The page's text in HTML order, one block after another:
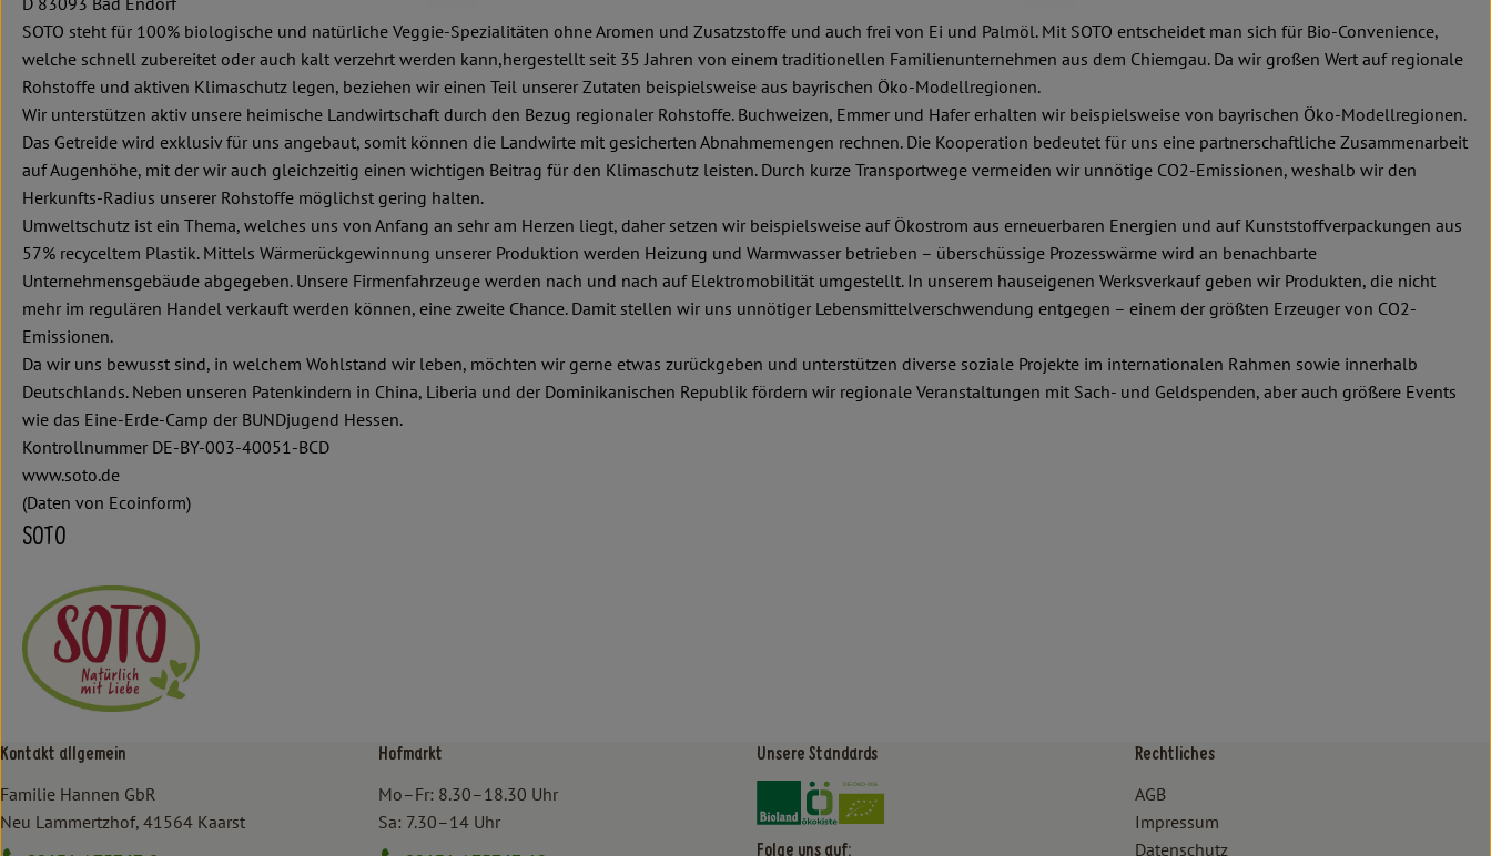
SOTO steht für 100% biologische und natürliche Veggie-Spezialitäten ohne Aromen und Zusatzstoffe und auch frei von Ei und Palmöl. Mit SOTO entscheidet man sich für Bio-Convenience,
welche schnell zubereitet oder auch kalt verzehrt werden kann,hergestellt seit 35 Jahren von einem traditionellen Familienunternehmen aus dem Chiemgau. Da wir großen Wert auf regionale
Rohstoffe und aktiven Klimaschutz legen, beziehen wir einen Teil unserer Zutaten beispielsweise aus bayrischen Öko-Modellregionen.
Wir unterstützen aktiv unsere heimische Landwirtschaft durch den Bezug regionaler Rohstoffe. Buchweizen, Emmer und Hafer erhalten wir beispielsweise von bayrischen Öko-Modellregionen.
Das Getreide wird exklusiv für uns angebaut, somit können die Landwirte mit gesicherten Abnahmemengen rechnen. Die Kooperation bedeutet für uns eine partnerschaftliche Zusammenarbeit
auf Augenhöhe, mit der wir auch gleichzeitig einen wichtigen Beitrag für den Klimaschutz leisten. Durch kurze Transportwege vermeiden wir unnötige CO2-Emissionen, weshalb wir den
Herkunfts-Radius unserer Rohstoffe möglichst gering halten.
Umweltschutz ist ein Thema, welches uns von Anfang an sehr am Herzen liegt, daher setzen wir beispielsweise auf Ökostrom aus erneuerbaren Energien und auf Kunststoffverpackungen aus
57% recyceltem Plastik. Mittels Wärmerückgewinnung unserer Produktion werden Heizung und Warmwasser betrieben – überschüssige Prozesswärme wird an benachbarte
Unternehmensgebäude abgegeben. Unsere Firmenfahrzeuge werden nach und nach auf Elektromobilität umgestellt. In unserem hauseigenen Werksverkauf geben wir Produkten, die nicht
mehr im regulären Handel verkauft werden können, eine zweite Chance. Damit stellen wir uns unnötiger Lebensmittelverschwendung entgegen – einem der größten Erzeuger von CO2-
Emissionen.
Da wir uns bewusst sind, in welchem Wohlstand wir leben, möchten wir gerne etwas zurückgeben und unterstützen diverse soziale Projekte im internationalen Rahmen sowie innerhalb
Deutschlands. Neben unseren Patenkindern in China, Liberia und der Dominikanischen Republik fördern wir regionale Veranstaltungen mit Sach- und Geldspenden, aber auch größere Events
wie das Eine-Erde-Camp der BUNDjugend Hessen.
Kontrollnummer DE-BY-003-40051-BCD
www.soto.de
(Daten von Ecoinform)
SOTO
Kontakt allgemein
Familie Hannen GbR
Neu Lammertzhof, 41564 Kaarst
Hofmarkt
Mo–Fr: 8.30–18.30 Uhr
Sa: 7.30–14 Uhr
Unsere Standards
Externer Link zu https://www.bioland.de/verbraucher
Externer Link zu https://www.oekokiste.de/
Folge uns auf:
Rechtliches
AGB
Impressum
Datenschutz